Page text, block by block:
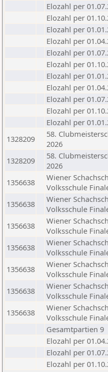
Elozahl per
Elozahl per
Elozahl per
Elozahl per
Elozahl per
Elozahl per
Elozahl per
Elozahl per
Elozahl per
Elozahl per
Elozahl per
1328209
58.
2026
1328209
58.
2026
1356638
Wiener
Volksschule
1356638
Wiener
Volksschule
1356638
Wiener
Volksschule
1356638
Wiener
Volksschule
1356638
Wiener
Volksschule
1356638
Wiener
Volksschule
1356638
Wiener
Volksschule
Gesamtpartien 9
Elozahl per
Elozahl per
Elozahl per